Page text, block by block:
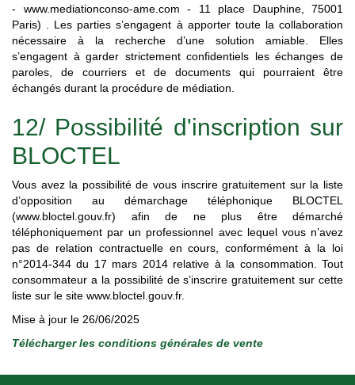
- www.mediationconso-ame.com - 11 place Dauphine, 75001
Paris) . Les parties s’engagent à apporter toute la collaboration
nécessaire à la recherche d’une solution amiable. Elles
s’engagent à garder strictement confidentiels les échanges de
paroles, de courriers et de documents qui pourraient être
échangés durant la procédure de médiation.
12/ Possibilité d'inscription sur
BLOCTEL
Vous avez la possibilité de vous inscrire gratuitement sur la liste
d’opposition au démarchage téléphonique BLOCTEL
(www.bloctel.gouv.fr) afin de ne plus être démarché
téléphoniquement par un professionnel avec lequel vous n’avez
pas de relation contractuelle en cours, conformément à la loi
n°2014-344 du 17 mars 2014 relative à la consommation. Tout
consommateur a la possibilité de s’inscrire gratuitement sur cette
liste sur le site www.bloctel.gouv.fr.
Mise à jour le 26/06/2025
Télécharger les conditions générales de vente